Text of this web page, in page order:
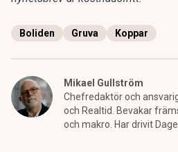
Boliden Gruva Koppar
Mikael Gullström
Chefredaktör och
och Realtid. Bevakar
och makro. Har drivit